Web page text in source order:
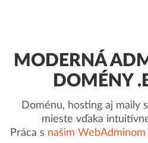
MODERNÁ
DOMÉNY
Doménu, hosting aj maily
mieste vďaka
Práca s našim WebAdminom